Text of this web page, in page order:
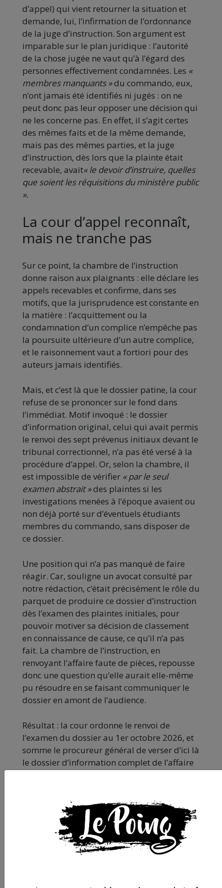
d’appel) qui vient retourner la situation et
demande, lui, l’infirmation de l’ordonnance
de la juge d’instruction. Son argument est
imparable sur le plan juridique : l’autorité
de la chose jugée ne vaut qu’à l’égard des
personnes effectivement condamnées. Les «
membres manquants »du commando, eux,
n’ont jamais été identifiés ni jugés : on ne
peut donc pas leur opposer une décision qui
ne les concerne pas. En effet, il s’agit certes
des mêmes faits et de la même demande,
mais pas des mêmes parties, et la juge
d’instruction, dès lors que la plainte était
recevable, avait« le devoir d’instruire, quelles
que soient les réquisitions du ministère public
».
La cour d’appel reconnaît,
mais ne tranche pas
Sur ce point, la chambre de l’instruction
donne raison aux plaignants : elle déclare les
appels recevables et confirme, dans ses
motifs, que la jurisprudence est constante en
la matière : l’acquittement ou la
condamnation d’un complice n’empêche pas
la poursuite ultérieure d’un autre complice,
et le raisonnement vaut a fortiori pour des
auteurs jamais identifiés.
Mais, et c’est là que le dossier patine, la cour
refuse de se prononcer sur le fond dans
l’immédiat. Motif invoqué : le dossier
d’information original, celui qui avait permis
le renvoi des sept prévenus initiaux devant le
tribunal correctionnel, n’a pas été versé à la
procédure d’appel. Or, selon la chambre, il
est impossible de vérifier « par le seul
examen abstrait »des plaintes si les
investigations menées à l’époque avaient ou
non déjà porté sur d’éventuels étudiants
membres du commando, sans disposer de
ce dossier.
Une position qui n’a pas manqué de faire
réagir. Car, souligne un avocat consulté par
notre rédaction, c’était précisément le rôle du
parquet de produire ce dossier d’instruction
dès l’examen des plaintes initiales, pour
pouvoir motiver sa décision de classement
en connaissance de cause, ce qu’il n’a pas
fait. La chambre de l’instruction, en
renvoyant l’affaire faute de pièces, repousse
donc une question qu’elle aurait elle-même
pu résoudre en se faisant communiquer le
dossier en amont de l’audience.
Résultat : la cour ordonne le renvoi de
l’examen du dossier au 1er octobre 2026, et
somme le procureur général de verser d’ici là
le dossier d’information complet de l’affaire
Prochain épisode en
octobre
Pour les trois anciens étudiants, qui
attendent depuis 2023 une réponse claire